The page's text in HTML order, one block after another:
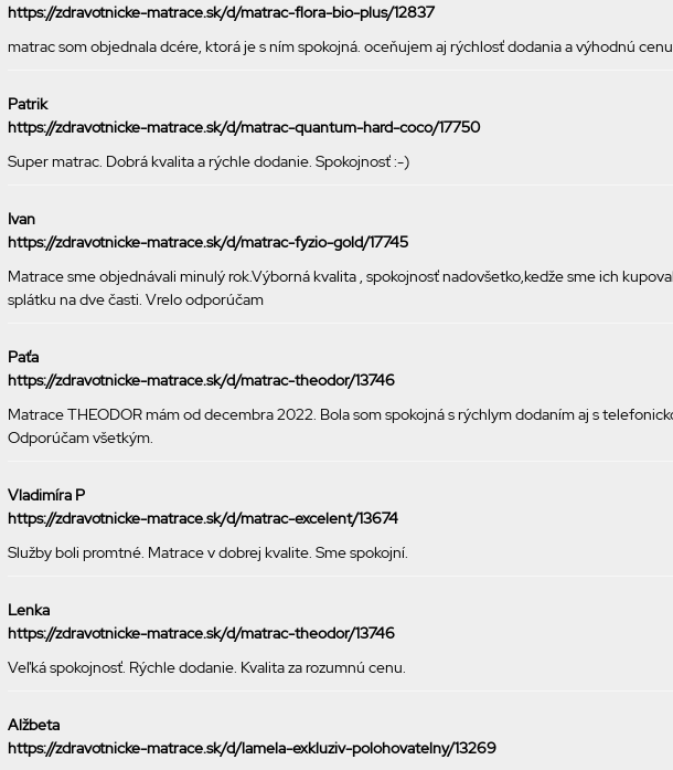
https://zdravotnicke-matrace.sk/d/matrac-flora-bio-plus/12837
matrac som objednala dcére, ktorá je s ním spokojná. oceňujem aj rýchlosť dodania a výhodnú cenu
Patrik
https://zdravotnicke-matrace.sk/d/matrac-quantum-hard-coco/17750
Super matrac. Dobrá kvalita a rýchle dodanie. Spokojnosť :-)
Ivan
https://zdravotnicke-matrace.sk/d/matrac-fyzio-gold/17745
Matrace sme objednávali minulý rok.Výborná kvalita , spokojnosť nadovšetko,kedže sme ich
splátku na dve časti. Vrelo odporúčam
Paťa
https://zdravotnicke-matrace.sk/d/matrac-theodor/13746
Matrace THEODOR mám od decembra 2022. Bola som spokojná s rýchlym dodaním aj s
Odporúčam všetkým.
Vladimíra P
https://zdravotnicke-matrace.sk/d/matrac-excelent/13674
Služby boli promtné. Matrace v dobrej kvalite. Sme spokojní.
Lenka
https://zdravotnicke-matrace.sk/d/matrac-theodor/13746
Veľká spokojnosť. Rýchle dodanie. Kvalita za rozumnú cenu.
Alžbeta
https://zdravotnicke-matrace.sk/d/lamela-exkluziv-polohovatelny/13269